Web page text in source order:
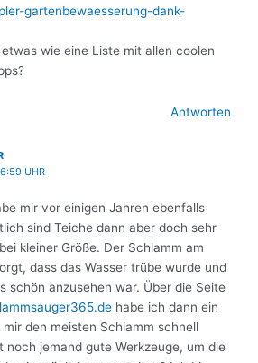
gartenbewaesserung-dank-
wie eine Liste mit allen coolen
Antworten
UHR
mir vor einigen Jahren ebenfalls
sind Teiche dann aber doch sehr
kleiner Größe. Der Schlamm am
dass das Wasser trübe wurde und
schön anzusehen war. Über die Seite
habe ich dann ein
den meisten Schlamm schnell
noch jemand gute Werkzeuge, um die